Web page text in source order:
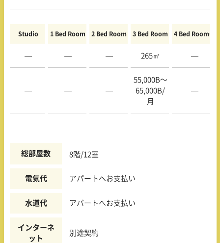
Studio 1 Bed Room 2 Bed Room 3 Bed Room 4 Bed Room〜
— — — 265㎡ —
— — —
55,000B〜
65,000B/
月
—
総部屋数 8階/12室
電気代 アパートへお支払い
水道代 アパートへお支払い
インターネ
ット
別途契約